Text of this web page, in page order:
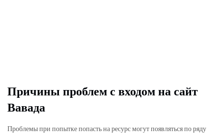
Причины проблем с входом на сайт
Вавада
Проблемы при попытке попасть на ресурс могут появляться по ряду